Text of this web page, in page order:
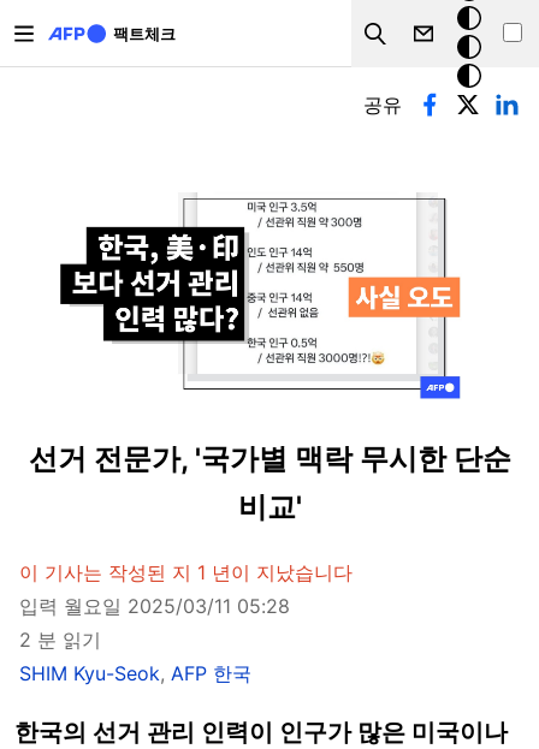
팩트체크
Search
크
모
드
기본탭
공유
선거 전문가, '국가별 맥락 무시한 단순
비교'
이 기사는 작성된 지 1 년이 지났습니다
입력 월요일 2025/03/11 05:28
2 분 읽기
SHIM Kyu-Seok, AFP 한국
한국의 선거 관리 인력이 인구가 많은 미국이나